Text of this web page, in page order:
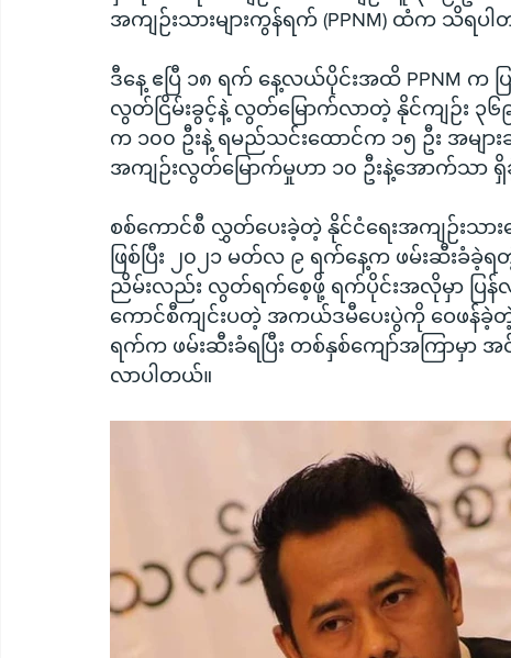
အကျဉ်းသားများကွန်ရက် (PPNM) ထံက သိရပ
ဒီနေ့ ဧပြီ ၁၈ ရက် နေ့လယ်ပိုင်းအထိ PPNM က
လွတ်ငြိမ်းခွင့်နဲ့ လွတ်မြောက်လာတဲ့ နိုင်ကျဉ်း ၃၆
က ၁၀၀ ဦးနဲ့ ရမည်သင်းထောင်က ၁၅ ဦး အများ
အကျဉ်းလွတ်မြောက်မှုဟာ ၁၀ ဦးနဲ့အောက်သာ
စစ်ကောင်စီ လွှတ်ပေးခဲ့တဲ့ နိုင်ငံရေးအကျဉ်း
ဖြစ်ပြီး ၂၀၂၁ မတ်လ ၉ ရက်နေ့က ဖမ်းဆီ
ညိမ်းလည်း လွတ်ရက်စေ့ဖို့ ရက်ပိုင်းအလိုမှာ ပြန်
ကောင်စီကျင်းပတဲ့ အကယ်ဒမီပေးပွဲကို ဝေဖန်ခဲ့တဲ့
ရက်က ဖမ်းဆီးခံရပြီး တစ်နှစ်ကျော်အကြာမှာ
လာပါတယ်။